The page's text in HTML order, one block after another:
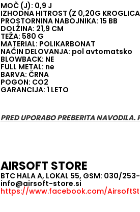
MOČ (J): 0,9 J
IZHODNA HITROST (Z 0,20G
PROSTORNINA NABOJNIKA: 15 BB
DOLŽINA: 21,9 CM
TEŽA: 580 G
MATERIAL: POLIKARBONAT
NAČIN DELOVANJA: pol avtomatsko
BLOWBACK: NE
FULL METAL: ne
BARVA: ČRNA
POGON: CO2
GARANCIJA: 1 LETO
PRED UPORABO PREBERITA
AIRSOFT STORE
BTC HALA A, LOKAL 55, GSM: 030/
info@airsoft-store.si
https://www.facebook.com/